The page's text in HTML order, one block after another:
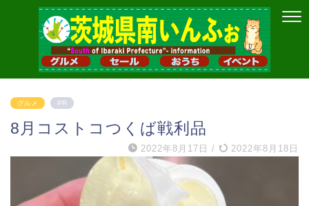
グルメ PR
8月コストコつくば戦利品
2022年8月17日 / 2022年8月18日